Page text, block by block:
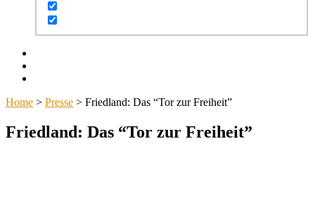
Home > Presse > Friedland: Das “Tor zur Freiheit”
Friedland: Das “Tor zur Freiheit”